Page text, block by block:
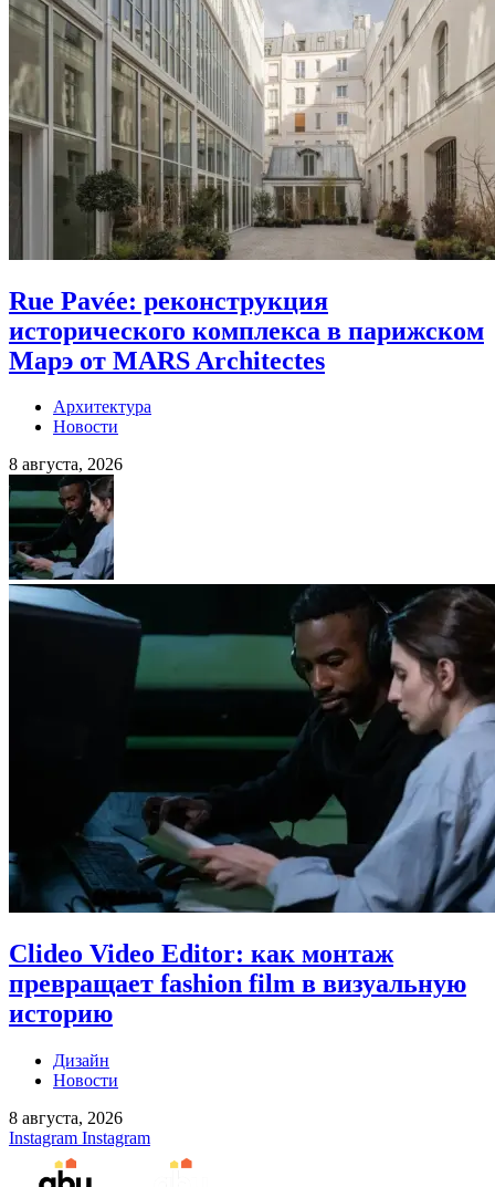
Rue Pavée: реконструкция
исторического комплекса в парижском
Марэ от MARS Architectes
Архитектура
Новости
8 августа, 2026
Clideo Video Editor: как монтаж
превращает fashion film в визуальную
историю
Дизайн
Новости
8 августа, 2026
Instagram Instagram